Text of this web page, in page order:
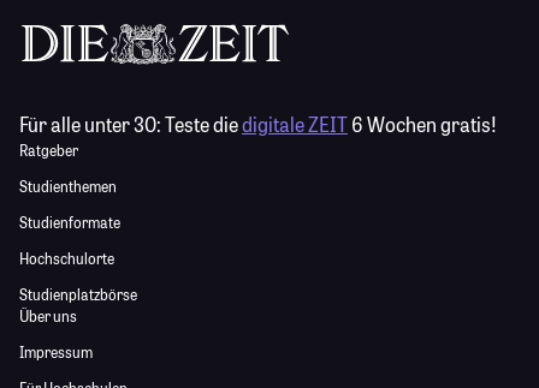
Für alle unter 30:Teste diedigitale ZEIT6 Wochen gratis!
Ratgeber
Studienthemen
Studienformate
Hochschulorte
Studienplatzbörse
Über uns
Impressum